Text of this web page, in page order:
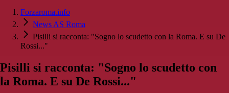
Forzaroma.info
News AS Roma
Pisilli si racconta: "Sogno lo scudetto con la Roma. E su De
Rossi..."
Pisilli si racconta: "Sogno lo scudetto con
la Roma. E su De Rossi..."